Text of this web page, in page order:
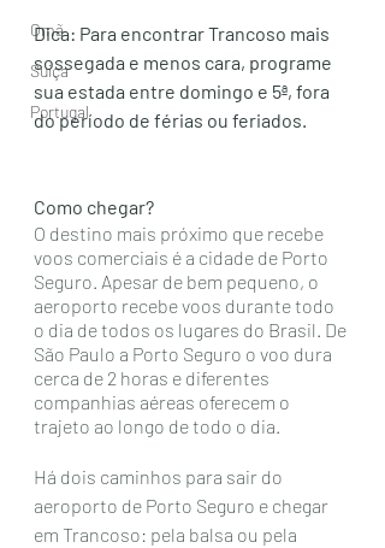
Omã
Suiça
Portugal
Dica: Para encontrar Trancoso mais
sossegada e menos cara, programe
sua estada entre domingo e 5ª, fora
do período de férias ou feriados.
Como chegar?
O destino mais próximo que recebe
voos comerciais é a cidade de Porto
Seguro. Apesar de bem pequeno, o
aeroporto recebe voos durante todo
o dia de todos os lugares do Brasil. De
São Paulo a Porto Seguro o voo dura
cerca de 2 horas e diferentes
companhias aéreas oferecem o
trajeto ao longo de todo o dia.
Há dois caminhos para sair do
aeroporto de Porto Seguro e chegar
em Trancoso: pela balsa ou pela